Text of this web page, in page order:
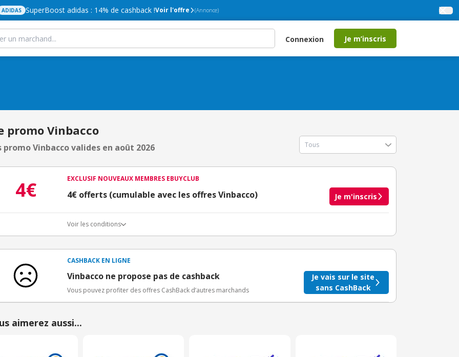
ADIDAS SuperBoost adidas : 14% de cashback !Voir l'offre (Annonce)
Connexion Je m’inscris
promo Vinbacco
promo Vinbacco valides en août 2026
4€ EXCLUSIF NOUVEAUX MEMBRES EBUYCLUB
4€ offerts (cumulable avec les offres Vinbacco) Je m'inscris
Voir les conditions
3€ de bienvenue crédités immédiatement + 1€ supplémentaire crédité après le téléchargement de l'alerte
Offre réservée à une toute première inscription chez eBuyClub.
CASHBACK EN LIGNE
Vinbacco ne propose pas de cashback
Vous pouvez profiter des offres CashBack d’autres marchands
Je vais sur le site
sans CashBack
aimerez aussi...